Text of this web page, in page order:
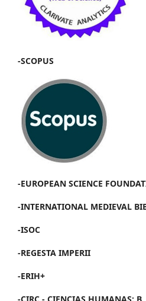
-SCOPUS
-EUROPEAN SCIENCE
-INTERNATIONAL MEDIEVAL
-ISOC
-REGESTA IMPERII
-ERIH+